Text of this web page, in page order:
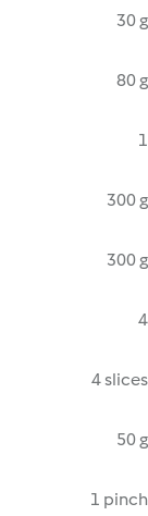
30 g
80 g
1
300 g
300 g
4
4 slices
50 g
1 pinch